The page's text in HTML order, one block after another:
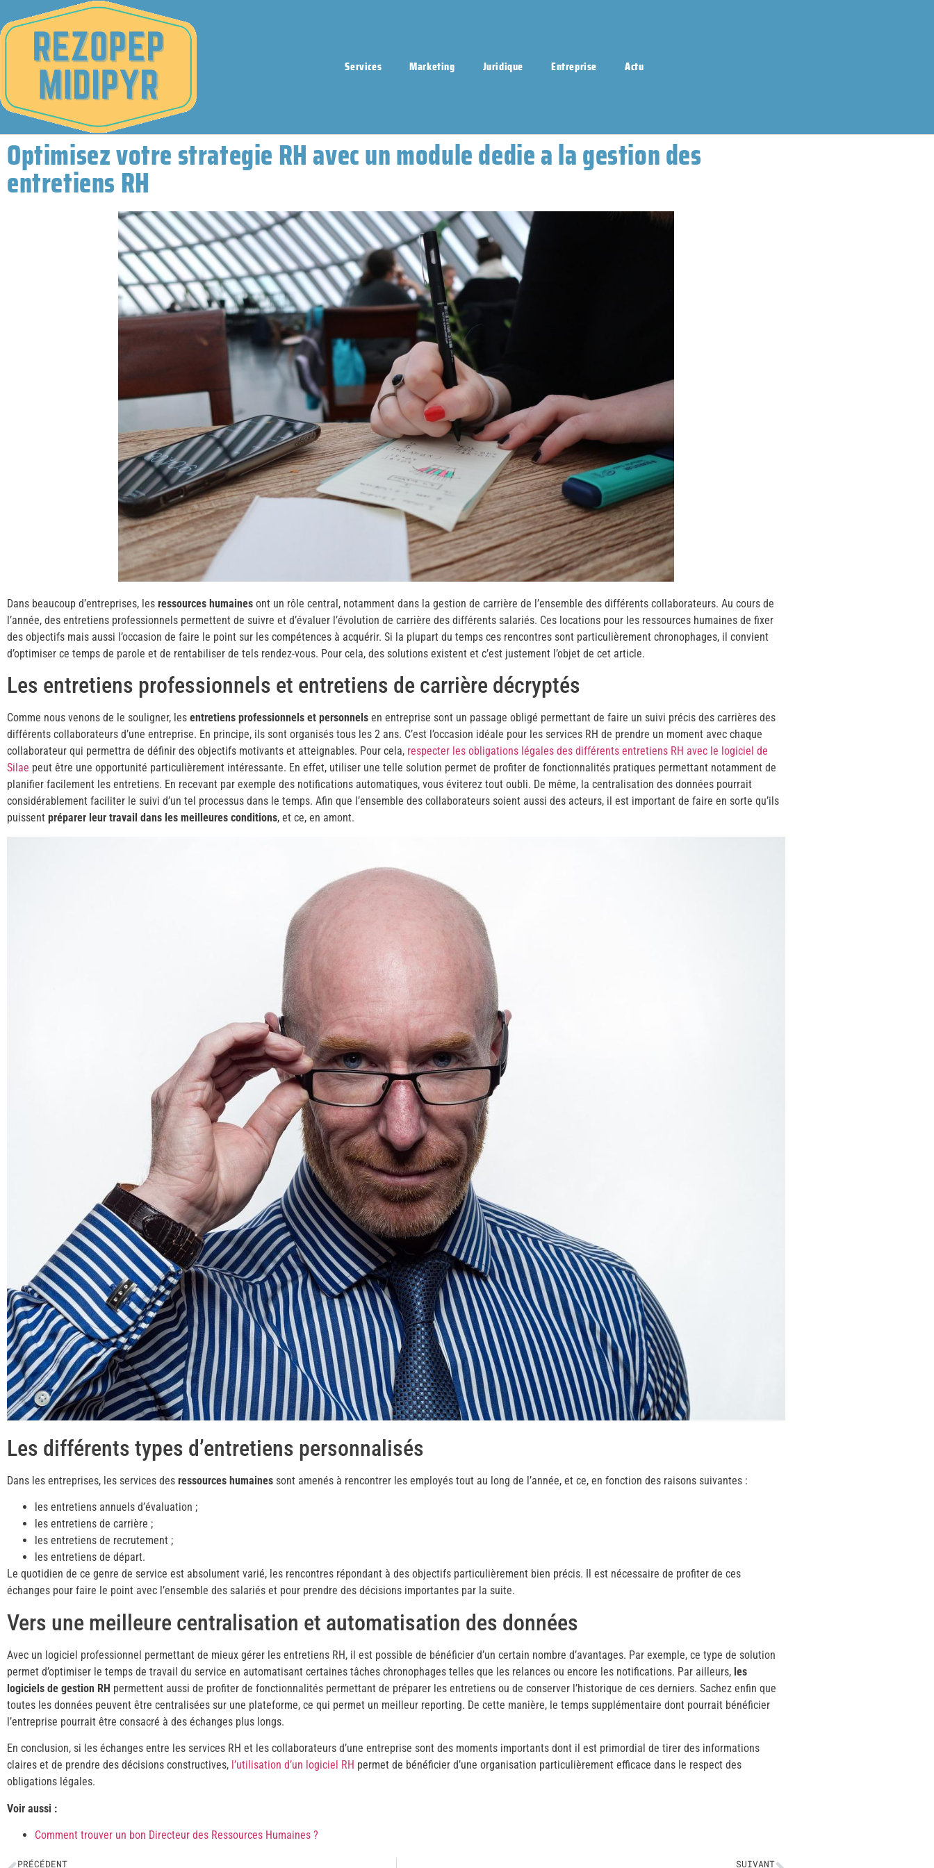
Services Marketing Juridique Entreprise Actu
Optimisez votre strategie RH avec un module dedie a la gestion des
entretiens RH
Dans beaucoup d’entreprises, les ressources humaines ont un rôle central, notamment dans la gestion de carrière de l’ensemble des différents collaborateurs. Au cours de
l’année, des entretiens professionnels permettent de suivre et d’évaluer l’évolution de carrière des différents salariés. Ces locations pour les ressources humaines de fixer
des objectifs mais aussi l’occasion de faire le point sur les compétences à acquérir. Si la plupart du temps ces rencontres sont particulièrement chronophages, il convient
d’optimiser ce temps de parole et de rentabiliser de tels rendez-vous. Pour cela, des solutions existent et c’est justement l’objet de cet article.
Les entretiens professionnels et entretiens de carrière décryptés
Comme nous venons de le souligner, les entretiens professionnels et personnels en entreprise sont un passage obligé permettant de faire un suivi précis des carrières des
différents collaborateurs d’une entreprise. En principe, ils sont organisés tous les 2 ans. C’est l’occasion idéale pour les services RH de prendre un moment avec chaque
collaborateur qui permettra de définir des objectifs motivants et atteignables. Pour cela, respecter les obligations légales des différents entretiens RH avec le logiciel de
Silae peut être une opportunité particulièrement intéressante. En effet, utiliser une telle solution permet de profiter de fonctionnalités pratiques permettant notamment de
planifier facilement les entretiens. En recevant par exemple des notifications automatiques, vous éviterez tout oubli. De même, la centralisation des données pourrait
considérablement faciliter le suivi d’un tel processus dans le temps. Afin que l’ensemble des collaborateurs soient aussi des acteurs, il est important de faire en sorte qu’ils
puissent préparer leur travail dans les meilleures conditions, et ce, en amont.
Les différents types d’entretiens personnalisés
Dans les entreprises, les services des ressources humaines sont amenés à rencontrer les employés tout au long de l’année, et ce, en fonction des raisons suivantes :
les entretiens annuels d’évaluation ;
les entretiens de carrière ;
les entretiens de recrutement ;
les entretiens de départ.
Le quotidien de ce genre de service est absolument varié, les rencontres répondant à des objectifs particulièrement bien précis. Il est nécessaire de profiter de ces
échanges pour faire le point avec l’ensemble des salariés et pour prendre des décisions importantes par la suite.
Vers une meilleure centralisation et automatisation des données
Avec un logiciel professionnel permettant de mieux gérer les entretiens RH, il est possible de bénéficier d’un certain nombre d’avantages. Par exemple, ce type de solution
permet d’optimiser le temps de travail du service en automatisant certaines tâches chronophages telles que les relances ou encore les notifications. Par ailleurs, les
logiciels de gestion RH permettent aussi de profiter de fonctionnalités permettant de préparer les entretiens ou de conserver l’historique de ces derniers. Sachez enfin que
toutes les données peuvent être centralisées sur une plateforme, ce qui permet un meilleur reporting. De cette manière, le temps supplémentaire dont pourrait bénéficier
l’entreprise pourrait être consacré à des échanges plus longs.
En conclusion, si les échanges entre les services RH et les collaborateurs d’une entreprise sont des moments importants dont il est primordial de tirer des informations
claires et de prendre des décisions constructives, l’utilisation d’un logiciel RH permet de bénéficier d’une organisation particulièrement efficace dans le respect des
obligations légales.
Voir aussi :
Comment trouver un bon Directeur des Ressources Humaines ?
PRÉCÉDENT SUIVANT